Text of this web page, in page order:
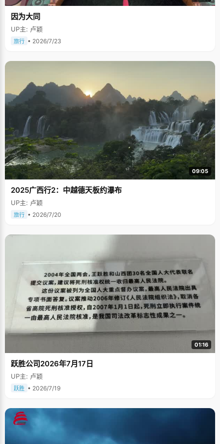
因为大同
UP主: 卢颖
旅行 • 2026/7/23
09:05
2025广西行2：中越德天板约瀑布
UP主: 卢颖
旅行 • 2026/7/20
01:16
跃胜公司2026年7月17日
UP主: 卢颖
跃胜 • 2026/7/19